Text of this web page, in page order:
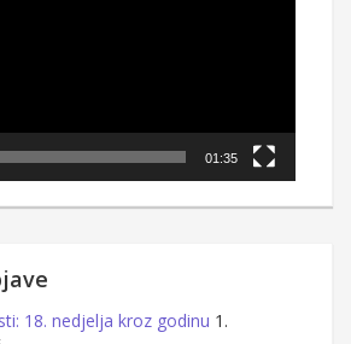
01:35
18. nedjelja kroz godinu 1.